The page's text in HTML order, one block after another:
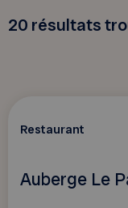
20 résultats
Restaurant
Auberge Le